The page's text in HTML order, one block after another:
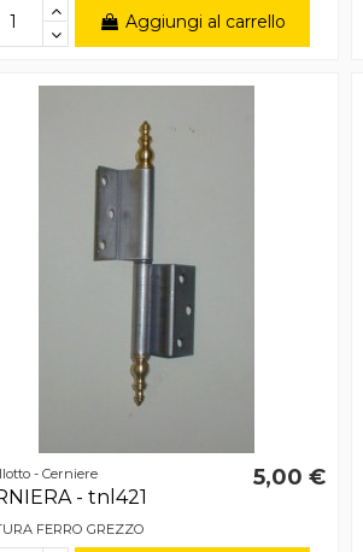
Aggiungi al carrello
- Cerniere
- tnl421
5,00 €
FERRO GREZZO